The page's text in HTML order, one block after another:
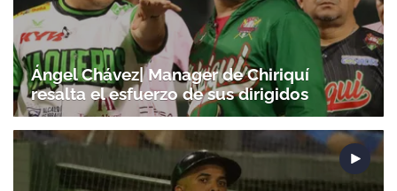
Ángel Chávez| Manager de Chiriquí
resalta el esfuerzo de sus dirigidos